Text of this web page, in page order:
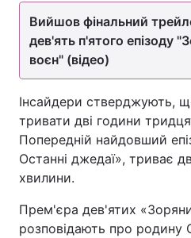
Вийшов фінальний
дев'ять п'ятого епізоду
воєн" (відео)
Інсайдери стверджують,
тривати дві години
Попередній найдовший
Останні джедаї», триває
хвилини.
Прем'єра дев'ятих
розповідають про родину